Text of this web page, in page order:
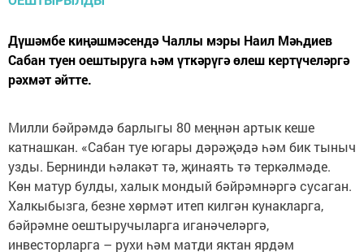
Дүшәмбе киңәшмәсендә Чаллы мэры Наил Мәһдиев
Сабан туен оештыруга һәм үткәрүгә өлеш кертүчеләргә
рәхмәт әйтте.
Милли бәйрәмдә барлыгы 80 меңнән артык кеше
катнашкан. «Сабан туе югары дәрәҗәдә һәм бик тыныч
узды. Бернинди һәлакәт тә, җинаять тә теркәлмәде.
Көн матур булды, халык мондый бәйрәмнәргә сусаган.
Халкыбызга, безне хөрмәт итеп килгән кунакларга,
бәйрәмне оештыручыларга иганәчеләргә,
инвесторларга – рухи һәм матди яктан ярдәм